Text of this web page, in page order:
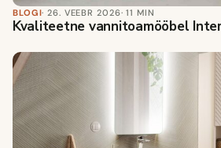
BLOGI· 26. VEEBR 2026· 11 MIN
Kvaliteetne vannitoamööbel